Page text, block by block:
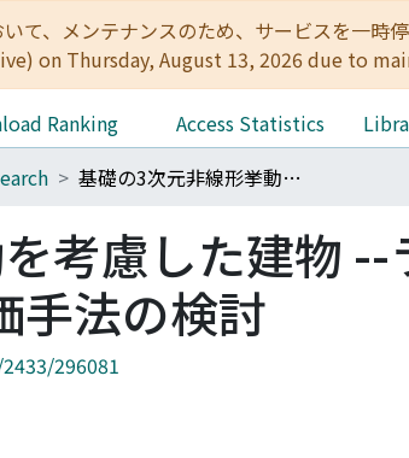
て、メンテナンスのため、サービスを一
on Thursday, August 13, 2026 due to
Ranking Access Statistics
基礎の3次元非線形挙動を考慮した建物 --ライフラインの総合的耐震評価手法の検討
考慮した建物 --
手法の検討
296081